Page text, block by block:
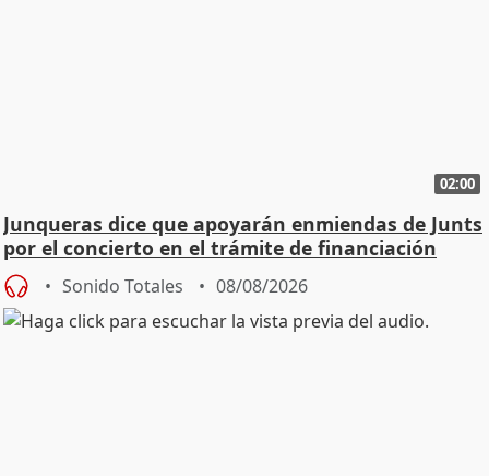
02:00
Junqueras dice que apoyarán enmiendas de Junts
por el concierto en el trámite de financiación
Sonido Totales 08/08/2026